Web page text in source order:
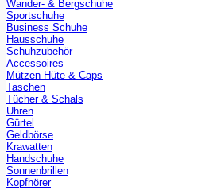
Wander- & Bergschuhe
Sportschuhe
Business Schuhe
Hausschuhe
Schuhzubehör
Accessoires
Mützen Hüte & Caps
Taschen
Tücher & Schals
Uhren
Gürtel
Geldbörse
Krawatten
Handschuhe
Sonnenbrillen
Kopfhörer